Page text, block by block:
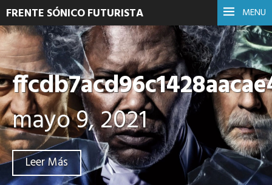
MENU
FRENTE SÓNICO FUTURISTA
mayo 9, 2021
Leer Más